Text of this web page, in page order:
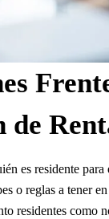
de
es residente para
o reglas a tener
residentes como